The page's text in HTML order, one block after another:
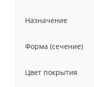
Назначение
Форма (сечение)
Цвет покрытия